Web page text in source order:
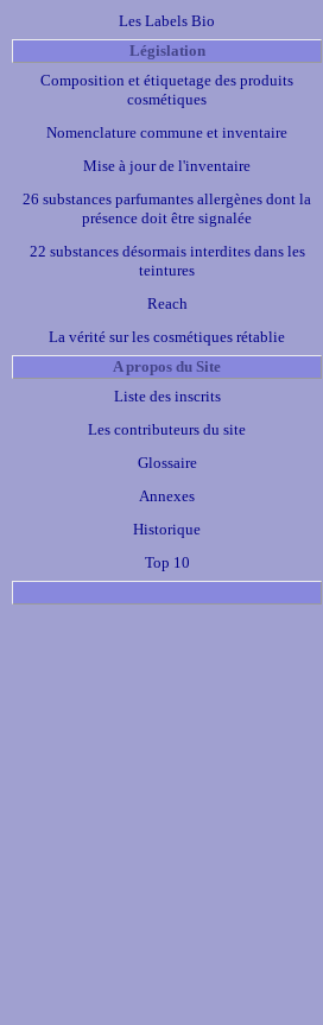
Les Labels Bio
Législation
Composition et étiquetage des produits
cosmétiques
Nomenclature commune et inventaire
Mise à jour de l'inventaire
26 substances parfumantes allergènes dont la
présence doit être signalée
22 substances désormais interdites dans les
teintures
Reach
La vérité sur les cosmétiques rétablie
A propos du Site
Liste des inscrits
Les contributeurs du site
Glossaire
Annexes
Historique
Top 10